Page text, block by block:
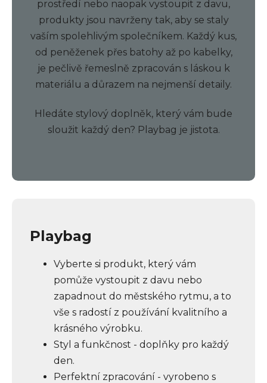
prostředí nebo naopak vystoupit z davu,
produkty jsou navrženy tak, aby se staly
vaším spolehlivým společníkem. Každý kus,
od peněženek přes batohy až po kabelky,
je pečlivě řemeslně zpracován s láskou k
materiálu a důrazem na nejmenší detaily.
Hledáte stylový doplněk, který vám bude
sloužit každý den? Playbag je jistota.
Playbag
Vyberte si produkt, který vám
pomůže vystoupit z davu nebo
zapadnout do městského rytmu, a to
vše s radostí z používání kvalitního a
krásného výrobku.
Styl a funkčnost - doplňky pro každý
den.
Perfektní zpracování - vyrobeno s